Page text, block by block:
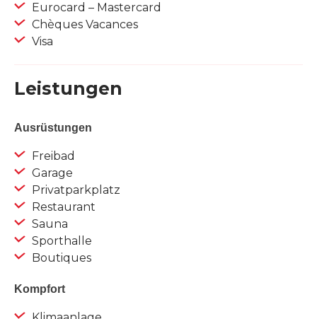
Eurocard – Mastercard
Chèques Vacances
Visa
Leistungen
Ausrüstungen
Freibad
Garage
Privatparkplatz
Restaurant
Sauna
Sporthalle
Boutiques
Kompfort